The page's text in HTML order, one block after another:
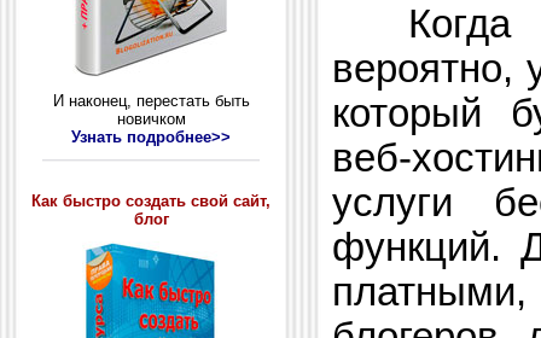
И наконец, перестать быть
новичком
Узнать подробнее>>
Как быстро создать свой сайт,
блог
Когда
вероятно,
который
веб-
услуги
функций.